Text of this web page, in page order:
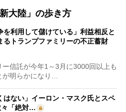
大陸」の歩き方
を利用して儲けている」利益相反と
るトランプファミリーの不正蓄財
信託が今年1～3月に3000回以上も
明らかになり…
はない」イーロン・マスク氏とスペ
々「絶対…